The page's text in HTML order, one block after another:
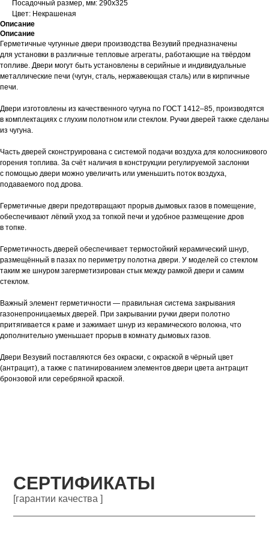
Посадочный размер, мм: 290х325
Цвет: Некрашеная
Описание
Описание
Герметичные чугунные двери производства Везувий предназначены
для установки в различные тепловые агрегаты, работающие на твёрдом
топливе. Двери могут быть установлены в серийные и индивидуальные
металлические печи (чугун, сталь, нержавеющая сталь) или в кирпичные
печи.
Двери изготовлены из качественного чугуна по ГОСТ 1412–85, производятся
в комплектациях с глухим полотном или стеклом. Ручки дверей также сделаны
из чугуна.
Часть дверей сконструирована с системой подачи воздуха для колосникового
горения топлива. За счёт наличия в конструкции регулируемой заслонки
с помощью двери можно увеличить или уменьшить поток воздуха,
подаваемого под дрова.
Герметичные двери предотвращают прорыв дымовых газов в помещение,
обеспечивают лёгкий уход за топкой печи и удобное размещение дров
в топке.
Герметичность дверей обеспечивает термостойкий керамический шнур,
размещённый в пазах по периметру полотна двери. У моделей со стеклом
таким же шнуром загерметизирован стык между рамкой двери и самим
стеклом.
Важный элемент герметичности — правильная система закрывания
газонепроницаемых дверей. При закрывании ручки двери полотно
притягивается к раме и зажимает шнур из керамического волокна, что
дополнительно уменьшает прорыв в комнату дымовых газов.
Двери Везувий поставляются без окраски, с окраской в чёрный цвет
(антрацит), а также с патинированием элементов двери цвета антрацит
бронзовой или серебряной краской.
СЕРТИФИКАТЫ
[гарантии качества ]